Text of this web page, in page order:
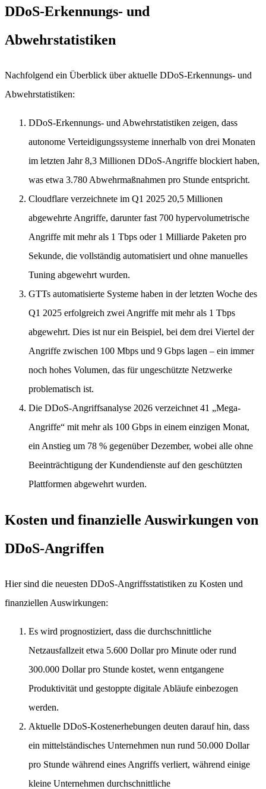
DDoS-Erkennungs- und
Abwehrstatistiken
Nachfolgend ein Überblick über aktuelle DDoS-Erkennungs- und
Abwehrstatistiken:
DDoS-Erkennungs- und Abwehrstatistiken zeigen, dass
autonome Verteidigungssysteme innerhalb von drei Monaten
im letzten Jahr 8,3 Millionen DDoS-Angriffe blockiert haben,
was etwa 3.780 Abwehrmaßnahmen pro Stunde entspricht.
Cloudflare verzeichnete im Q1 2025 20,5 Millionen
abgewehrte Angriffe, darunter fast 700 hypervolumetrische
Angriffe mit mehr als 1 Tbps oder 1 Milliarde Paketen pro
Sekunde, die vollständig automatisiert und ohne manuelles
Tuning abgewehrt wurden.
GTTs automatisierte Systeme haben in der letzten Woche des
Q1 2025 erfolgreich zwei Angriffe mit mehr als 1 Tbps
abgewehrt. Dies ist nur ein Beispiel, bei dem drei Viertel der
Angriffe zwischen 100 Mbps und 9 Gbps lagen – ein immer
noch hohes Volumen, das für ungeschützte Netzwerke
problematisch ist.
Die DDoS-Angriffsanalyse 2026 verzeichnet 41 „Mega-
Angriffe“ mit mehr als 100 Gbps in einem einzigen Monat,
ein Anstieg um 78 % gegenüber Dezember, wobei alle ohne
Beeinträchtigung der Kundendienste auf den geschützten
Plattformen abgewehrt wurden.
Kosten und finanzielle Auswirkungen von
DDoS-Angriffen
Hier sind die neuesten DDoS-Angriffsstatistiken zu Kosten und
finanziellen Auswirkungen:
Es wird prognostiziert, dass die durchschnittliche
Netzausfallzeit etwa 5.600 Dollar pro Minute oder rund
300.000 Dollar pro Stunde kostet, wenn entgangene
Produktivität und gestoppte digitale Abläufe einbezogen
werden.
Aktuelle DDoS-Kostenerhebungen deuten darauf hin, dass
ein mittelständisches Unternehmen nun rund 50.000 Dollar
pro Stunde während eines Angriffs verliert, während einige
kleine Unternehmen durchschnittliche